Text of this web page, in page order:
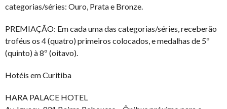
categorias/séries: Ouro, Prata e Bronze.
PREMIAÇÃO: Em cada uma das categorias/séries, receberão
troféus os 4 (quatro) primeiros colocados, e medalhas de 5º
(quinto) à 8º (oitavo).
Hotéis em Curitiba
HARA PALACE HOTEL